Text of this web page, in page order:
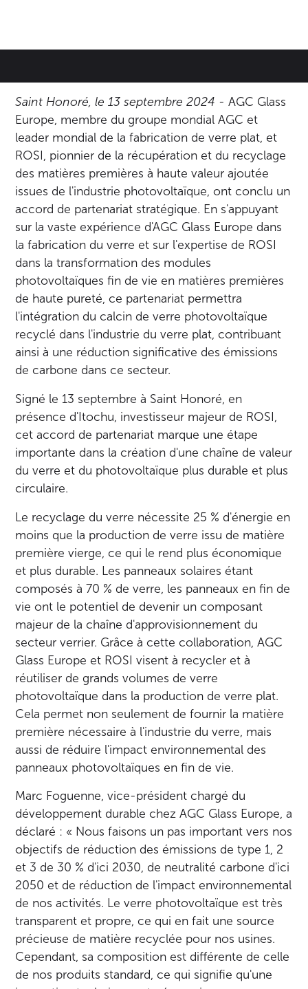
Saint Honoré, le 13 septembre 2024 - AGC Glass
Europe, membre du groupe mondial AGC et
leader mondial de la fabrication de verre plat, et
ROSI, pionnier de la récupération et du recyclage
des matières premières à haute valeur ajoutée
issues de l'industrie photovoltaïque, ont conclu un
accord de partenariat stratégique. En s'appuyant
sur la vaste expérience d'AGC Glass Europe dans
la fabrication du verre et sur l'expertise de ROSI
dans la transformation des modules
photovoltaïques fin de vie en matières premières
de haute pureté, ce partenariat permettra
l'intégration du calcin de verre photovoltaïque
recyclé dans l'industrie du verre plat, contribuant
ainsi à une réduction significative des émissions
de carbone dans ce secteur.
Signé le 13 septembre à Saint Honoré, en
présence d'Itochu, investisseur majeur de ROSI,
cet accord de partenariat marque une étape
importante dans la création d'une chaîne de valeur
du verre et du photovoltaïque plus durable et plus
circulaire.
Le recyclage du verre nécessite 25 % d'énergie en
moins que la production de verre issu de matière
première vierge, ce qui le rend plus économique
et plus durable. Les panneaux solaires étant
composés à 70 % de verre, les panneaux en fin de
vie ont le potentiel de devenir un composant
majeur de la chaîne d'approvisionnement du
secteur verrier. Grâce à cette collaboration, AGC
Glass Europe et ROSI visent à recycler et à
réutiliser de grands volumes de verre
photovoltaïque dans la production de verre plat.
Cela permet non seulement de fournir la matière
première nécessaire à l'industrie du verre, mais
aussi de réduire l'impact environnemental des
panneaux photovoltaïques en fin de vie.
Marc Foguenne, vice-président chargé du
développement durable chez AGC Glass Europe, a
déclaré : « Nous faisons un pas important vers nos
objectifs de réduction des émissions de type 1, 2
et 3 de 30 % d'ici 2030, de neutralité carbone d'ici
2050 et de réduction de l'impact environnemental
de nos activités. Le verre photovoltaïque est très
transparent et propre, ce qui en fait une source
précieuse de matière recyclée pour nos usines.
Cependant, sa composition est différente de celle
de nos produits standard, ce qui signifie qu'une